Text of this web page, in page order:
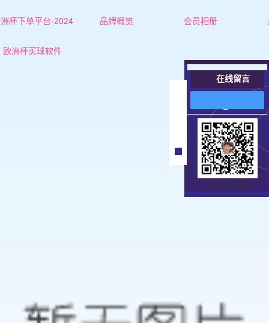
杯下单平台-2024
欧洲杯买球软件
品牌概览 会员相册
葫芦岛红娘-张老师
葫芦岛女士
葫芦岛男士
在线留言
扫描二维码